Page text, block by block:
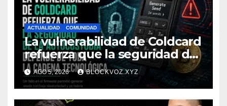
ACTUALIDAD COMUNIDAD
La vulnerabilidad de Coldcard
refuerza que la seguridad de
la autocustodia depende de
toda la cadena tecnológica,
afirma CoinEx Research
AGO 5, 2026 BLOCKVOZ.XYZ